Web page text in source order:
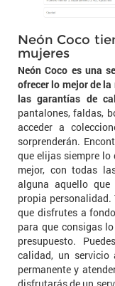
Neón Coco
mujeres
Neón Coco es una
ofrecer lo mejor de
las garantías de
pantalones, faldas,
acceder a
sorprenderán.
que elijas siempre lo
mejor, con todas
alguna aquello
propia personalidad.
que disfrutes a
para que consigas
presupuesto.
calidad, un servicio
permanente y
disfrutarás de un